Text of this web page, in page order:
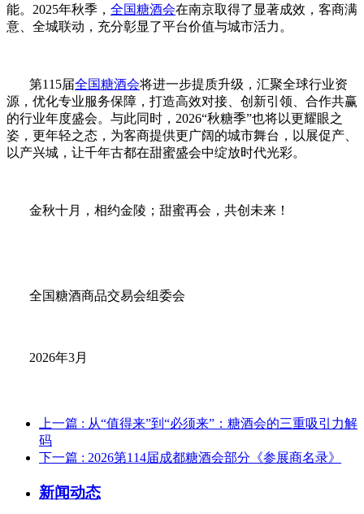
能。2025年秋季， 全国糖酒会在南京取得了显著成效，客商满
意、全城联动，充分彰显了平台价值与城市活力。
第115届全国糖酒会将进一步提质升级，汇聚全球行业资
源，优化专业服务保障，打造高效对接、创新引领、合作共赢
的行业年度盛会。与此同时，2026“秋糖季”也将以更耀眼之
姿，更年轻之态，为客商提供更广阔的城市舞台，以展促产、
以产兴城，让千年古都在甜蜜盛会中绽放时代光彩。
金秋十月，相约金陵；甜蜜再会，共创未来！
全国糖酒商品交易会组委会
2026年3月
上一篇 : 从“值得来”到“必须来”：糖酒会的三重吸引力解
码
下一篇 : 2026第114届成都糖酒会部分《参展商名录》
新闻动态